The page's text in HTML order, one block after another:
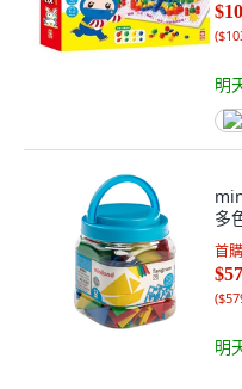
(
明
多
首
(
明